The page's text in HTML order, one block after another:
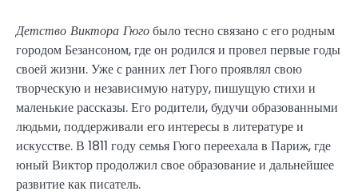
Детство Виктора Гюгобыло тесно связано с его родным
городом Безансоном, где он родился и провел первые годы
своей жизни. Уже с ранних лет Гюго проявлял свою
творческую и независимую натуру, пишущую стихи и
маленькие рассказы. Его родители, будучи образованными
людьми, поддерживали его интересы в литературе и
искусстве. В 1811 году семья Гюго переехала в Париж, где
юный Виктор продолжил свое образование и дальнейшее
развитие как писатель.